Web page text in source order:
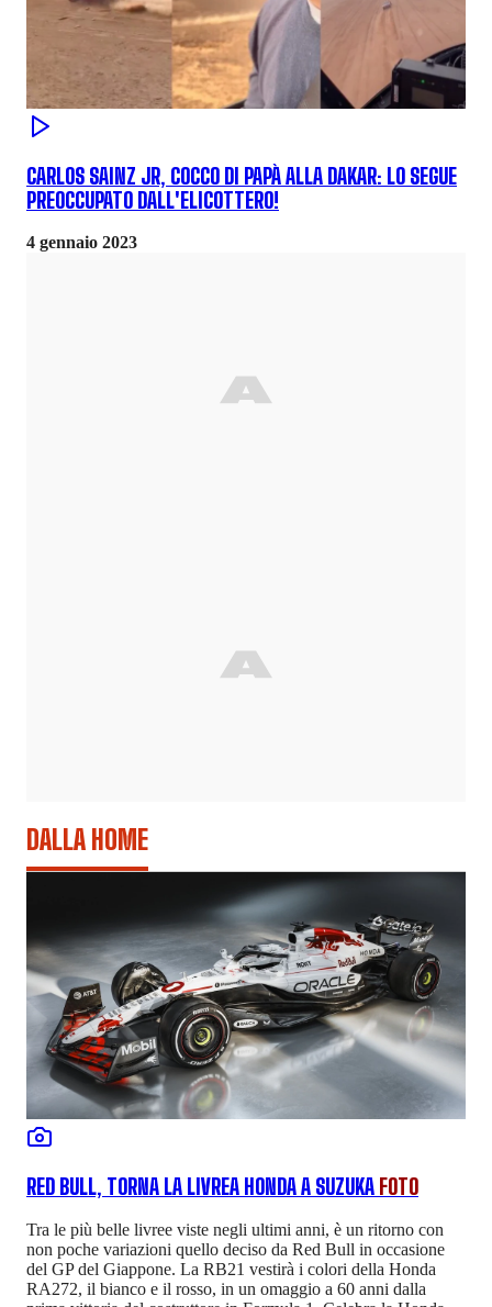
CARLOS SAINZ JR, COCCO DI PAPÀ ALLA DAKAR: LO SEGUE
PREOCCUPATO DALL'ELICOTTERO!
4 gennaio 2023
DALLA HOME
RED BULL, TORNA LA LIVREA HONDA A SUZUKA FOTO
Tra le più belle livree viste negli ultimi anni, è un ritorno con
non poche variazioni quello deciso da Red Bull in occasione
del GP del Giappone. La RB21 vestirà i colori della Honda
RA272, il bianco e il rosso, in un omaggio a 60 anni dalla